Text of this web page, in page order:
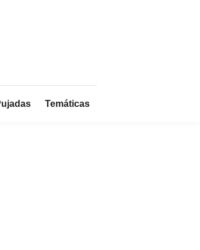
Temáticas